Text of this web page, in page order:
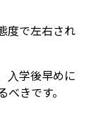
度で左右され
入学後早めに
きです。